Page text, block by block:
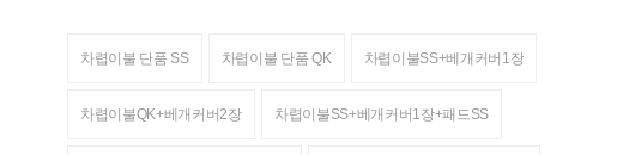
차렵이불 단품 SS 차렵이불 단품 QK 차렵이불SS+베개커버1장
차렵이불QK+베개커버2장 차렵이불SS+베개커버1장+패드SS